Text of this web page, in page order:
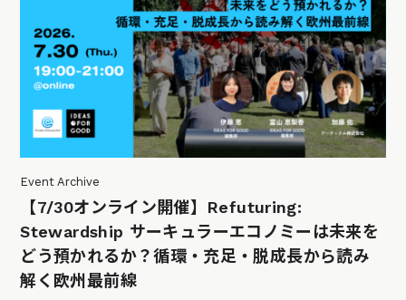
Event Archive
【7/30オンライン開催】Refuturing:
Stewardship サーキュラーエコノミーは未来を
どう預かれるか？循環・充足・脱成長から読み
解く欧州最前線